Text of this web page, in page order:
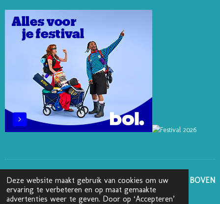
Deze website maakt gebruik van cookies om uw
ervaring te verbeteren en op maat gemaakte
advertenties weer te geven. Door op ‘Accepteren’
E
S
T
I
N
O
R
M
GA NAAR BOVEN
© 2025 - 2026 Boekenblog van Ann